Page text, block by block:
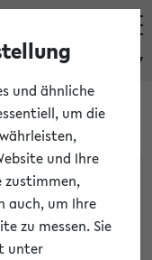
eKVV
und ähnliche
um die
und Ihre
zustimmen,
auch, um Ihre
zu messen. Sie
unter